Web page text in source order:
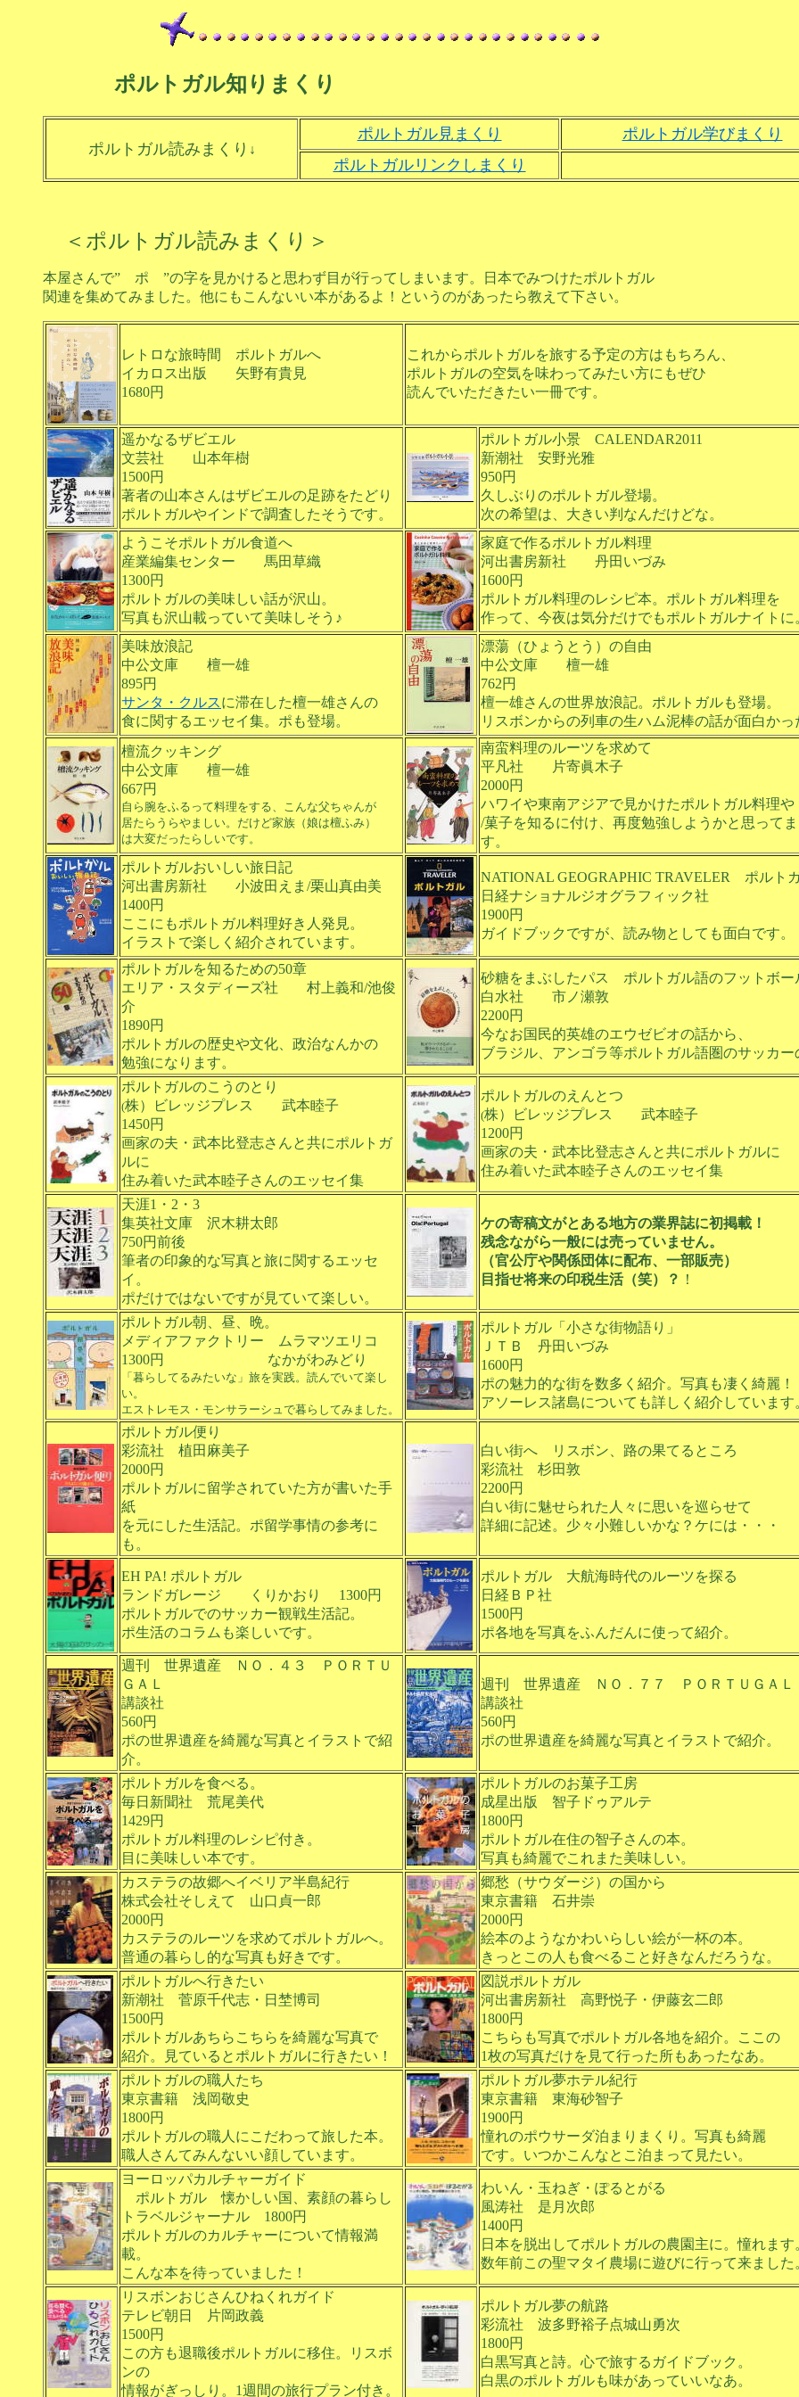
ポルトガル知りまくり
ポルトガル読みまくり ↓
ポルトガル見まくり
ポルトガル学びまくり
ポルトガルリンクしまくり
＜ポルトガル読みまくり＞
本屋さんで” ポ ”の字を見かけると思わず目が行ってしまいます。日本でみつけたポルトガル
関連を集めてみました。他にもこんないい本があるよ！というのがあったら教えて下さい。
レトロな旅時間 ポルトガルへ
イカロス出版 矢野有貴見
1680円
これからポルトガルを旅する予定の方はもちろん、
ポルトガルの空気を味わってみたい方にもぜひ
読んでいただきたい一冊です。
遥かなるザビエル
文芸社 山本年樹
1500円
著者の山本さんはザビエルの足跡をたどり
ポルトガルやインドで調査したそうです。
ポルトガル小景 CALENDAR2011
新潮社 安野光雅
950円
久しぶりのポルトガル登場。
次の希望は、大きい判なんだけどな。
ようこそポルトガル食道へ
産業編集センター 馬田草織
1300円
ポルトガルの美味しい話が沢山。
写真も沢山載っていて美味しそう♪
家庭で作るポルトガル料理
河出書房新社 丹田いづみ
1600円
ポルトガル料理のレシピ本。ポルトガル料理を
作って、今夜は気分だけでもポルトガルナイトに
美味放浪記
中公文庫 檀一雄
895円
サンタ・クルスに滞在した檀一雄さんの
食に関するエッセイ集。ポも登場。
漂蕩（ひょうとう）の自由
中公文庫 檀一雄
762円
檀一雄さんの世界放浪記。ポルトガルも登場。
リスボンからの列車の生ハム泥棒の話が面白かっ
檀流クッキング
中公文庫 檀一雄
667円
自ら腕をふるって料理をする、こんな父ちゃんが
居たらうらやましい。だけど家族（娘は檀ふみ）
は大変だったらしいです。
南蛮料理のルーツを求めて
平凡社 片寄眞木子
2000円
ハワイや東南アジアで見かけたポルトガル料理や
/菓子を知るに付け、再度勉強しようかと思ってま
す。
ポルトガルおいしい旅日記
河出書房新社 小波田えま/栗山真由美
1400円
ここにもポルトガル料理好き人発見。
イラストで楽しく紹介されています。
NATIONAL GEOGRAPHIC TRAVELER ポルト
日経ナショナルジオグラフィック社
1900円
ガイドブックですが、読み物としても面白です。
ポルトガルを知るための50章
エリア・スタディーズ社 村上義和/池俊
介
1890円
ポルトガルの歴史や文化、政治なんかの
勉強になります。
砂糖をまぶしたパス ポルトガル語のフットボー
白水社 市ノ瀬敦
2200円
今なお国民的英雄のエウゼビオの話から、
ブラジル、アンゴラ等ポルトガル語圏のサッカー
ポルトガルのこうのとり
(株）ビレッジプレス 武本睦子
1450円
画家の夫・武本比登志さんと共にポルトガ
ルに
住み着いた武本睦子さんのエッセイ集
ポルトガルのえんとつ
(株）ビレッジプレス 武本睦子
1200円
画家の夫・武本比登志さんと共にポルトガルに
住み着いた武本睦子さんのエッセイ集
天涯1・2・3
集英社文庫 沢木耕太郎
750円前後
筆者の印象的な写真と旅に関するエッセ
イ。
ポだけではないですが見ていて楽しい。
ケの寄稿文がとある地方の業界誌に初掲載！
残念ながら一般には売っていません。
（官公庁や関係団体に配布、一部販売）
目指せ将来の印税生活（笑）？ ！
ポルトガル朝、昼、晩。
メディアファクトリー ムラマツエリコ
1300円 なかがわみどり
「暮らしてるみたいな」旅を実践。読んでいて楽し
い。
エストレモス・モンサラーシュで暮らしてみました。
ポルトガル「小さな街物語り」
ＪＴＢ 丹田いづみ
1600円
ポの魅力的な街を数多く紹介。写真も凄く綺麗！
アソーレス諸島についても詳しく紹介しています
ポルトガル便り
彩流社 植田麻美子
2000円
ポルトガルに留学されていた方が書いた手
紙
を元にした生活記。ポ留学事情の参考に
も。
白い街へ リスボン、路の果てるところ
彩流社 杉田敦
2200円
白い街に魅せられた人々に思いを巡らせて
詳細に記述。少々小難しいかな？ケには・・・
EH PA! ポルトガル
ランドガレージ くりかおり 1300円
ポルトガルでのサッカー観戦生活記。
ポ生活のコラムも楽しいです。
ポルトガル 大航海時代のルーツを探る
日経ＢＰ社
1500円
ポ各地を写真をふんだんに使って紹介。
週刊 世界遺産 ＮＯ．４３ ＰＯＲＴＵ
ＧＡＬ
講談社
560円
ポの世界遺産を綺麗な写真とイラストで紹
介。
週刊 世界遺産 ＮＯ．７７ ＰＯＲＴＵＧＡＬ
講談社
560円
ポの世界遺産を綺麗な写真とイラストで紹介。
ポルトガルを食べる。
毎日新聞社 荒尾美代
1429円
ポルトガル料理のレシピ付き。
目に美味しい本です。
ポルトガルのお菓子工房
成星出版 智子ドゥアルテ
1800円
ポルトガル在住の智子さんの本。
写真も綺麗でこれまた美味しい。
カステラの故郷へイベリア半島紀行
株式会社そしえて 山口貞一郎
2000円
カステラのルーツを求めてポルトガルへ。
普通の暮らし的な写真も好きです。
郷愁（サウダージ）の国から
東京書籍 石井崇
2000円
絵本のようなかわいらしい絵が一杯の本。
きっとこの人も食べること好きなんだろうな。
ポルトガルへ行きたい
新潮社 菅原千代志・日埜博司
1500円
ポルトガルあちらこちらを綺麗な写真で
紹介。見ているとポルトガルに行きたい！
図説ポルトガル
河出書房新社 高野悦子・伊藤玄二郎
1800円
こちらも写真でポルトガル各地を紹介。ここの
1枚の写真だけを見て行った所もあったなあ。
ポルトガルの職人たち
東京書籍 浅岡敬史
1800円
ポルトガルの職人にこだわって旅した本。
職人さんてみんないい顔しています。
ポルトガル夢ホテル紀行
東京書籍 東海砂智子
1900円
憧れのポウサーダ泊まりまくり。写真も綺麗
です。いつかこんなとこ泊まって見たい。
ヨーロッパカルチャーガイド
ポルトガル 懐かしい国、素顔の暮らし
トラベルジャーナル 1800円
ポルトガルのカルチャーについて情報満
載。
こんな本を待っていました！
わいん・玉ねぎ・ぽるとがる
風涛社 是月次郎
1400円
日本を脱出してポルトガルの農園主に。憧れます
数年前この聖マタイ農場に遊びに行って来ました
リスボンおじさんひねくれガイド
テレビ朝日 片岡政義
1500円
この方も退職後ポルトガルに移住。リスボ
ンの
情報がぎっしり。1週間の旅行プラン付き。
ポルトガル夢の航路
彩流社 波多野裕子点城山勇次
1800円
白黒写真と詩。心で旅するガイドブック。
白黒のポルトガルも味があっていいなあ。